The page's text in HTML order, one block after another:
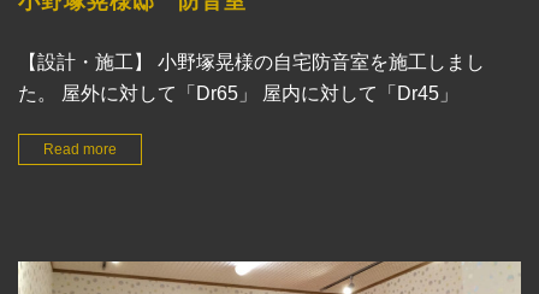
【設計・施工】 小野塚晃様の自宅防音室を施工しまし
た。 屋外に対して「Dr65」 屋内に対して「Dr45」
Read more